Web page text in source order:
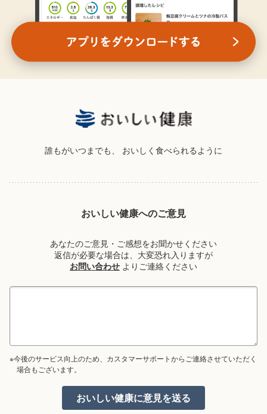
誰もがいつまでも、 おいしく食べられるように
おいしい健康へのご意見
あなたのご意見・ご感想をお聞かせください
返信が必要な場合は、大変恐れ入りますが
お問い合わせ よりご連絡ください
※今後のサービス向上のため、カスタマーサポートからご連絡させていただく
場合もございます。